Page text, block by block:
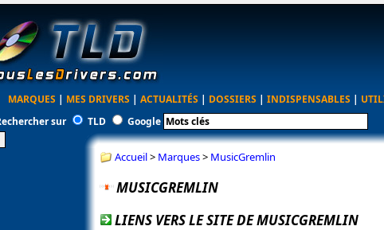
MARQUES | MES DRIVERS | ACTUALITÉS | DOSSIERS | INDISPENSABLES |
sur
TLD Google
Accueil> Marques> MusicGremlin
MUSICGREMLIN
LIENS VERS LE SITE DE MUSICGREMLIN